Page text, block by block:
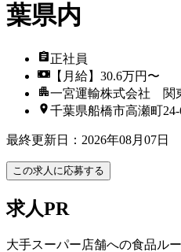
葉県内
正社員
【月給】30.6万円〜
一宮運輸株式会社 関
千葉県船橋市高瀬町24-
最終更新日 ： 2026年08月07日
この求人に応募する
求人PR
大手スーパー店舗への食品ル